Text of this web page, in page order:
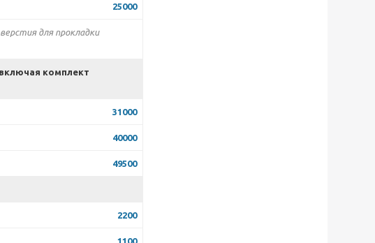
25000
для прокладки
комплект
31000
40000
49500
2200
1100